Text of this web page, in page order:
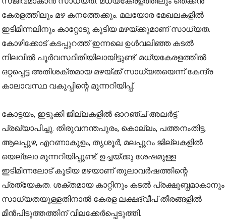
കേരളത്തിലും മഴ കനത്തേക്കും. മലയോര മേഖലകളിൽ
ഇടിമിന്നലിനും കാറ്റോടു കൂടിയ മഴയ്ക്കുമാണ് സാധ്യത.
കോഴിക്കോട് കടപ്പുറത്ത് ഇന്നലെ ഉൾവലിഞ്ഞ കടൽ
നിലവിൽ പൂർവസ്ഥിതിയിലായിട്ടുണ്ട്. മധ്യകേരളത്തിൽ
ഒറ്റപ്പെട്ട അതിശക്തമായ മഴയ്ക്ക് സാധ്യതയെന്ന് കേന്ദ്ര
കാലാവസ്ഥ വകുപ്പിന്റെ മുന്നറിയിപ്പ്.
കോട്ടയം, ഇടുക്കി ജില്ലകളിൽ ഓറഞ്ച് അലർട്ട്
പ്രഖ്യാപിച്ചു. തിരുവനന്തപുരം, കൊല്ലം, പത്തനംതിട്ട,
ആലപ്പുഴ, എറണാകുളം, തൃശൂർ, മലപ്പുറം ജില്ലകളിൽ
യെല്ലോ മുന്നറിയിപ്പുണ്ട്. ഉച്ചയ്ക്കു ശേഷമുള്ള
ഇടിമിന്നലോട് കൂടിയ മഴയാണ് തുലാവർഷത്തിന്റെ
പ്രത്യേകത. ശക്തമായ കാറ്റിനും കടൽ പ്രക്ഷുബ്ധമാകാനും
സാധ്യതയുള്ളതിനാൽ കേരള ലക്ഷദ്വീപ് തീരങ്ങളിൽ
മീൻപിടുത്തത്തിന് വിലക്കേർപ്പെടുത്തി.